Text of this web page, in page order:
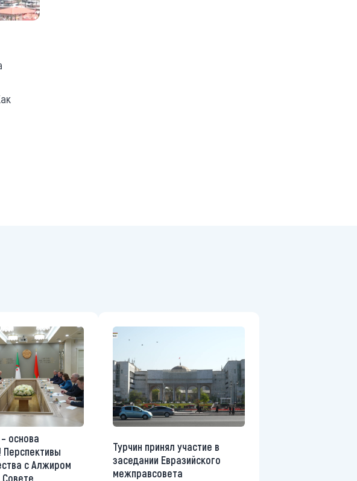
основа
Перспективы
с Алжиром
Совете
Турчин принял участие в
заседании Евразийского
межправсовета